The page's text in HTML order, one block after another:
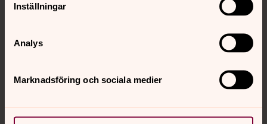
Inställningar
Analys
Marknadsföring och sociala medier
Kalender
Sociala kanaler